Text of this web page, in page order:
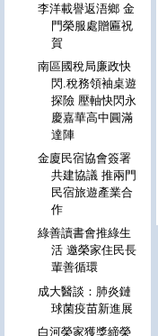
李洋載譽返浯鄉 金
門榮服處贈匾祝
賀
南區國稅局廉政快
閃.稅務領袖桌遊
探險 壓軸快閃永
慶嘉華高中圓滿
達陣
金廈民宿協會簽署
共建協議 推兩門
民宿旅遊產業合
作
綠善讀書會推綠生
活 邀榮家住民長
輩善循環
成大醫談：肺炎鏈
球菌疫苗新進展
白河榮家獲獎締榮